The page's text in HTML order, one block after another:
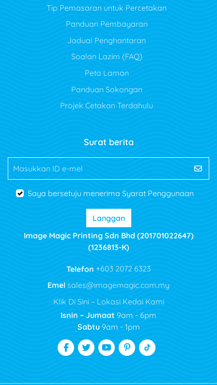
Tip Pemasaran untuk Percetakan
Panduan Pembayaran
Jadual Penghantaran
Soalan Lazim (FAQ)
Peta Laman
Panduan Sokongan
Projek Cetakan Terdahulu
Surat berita
Masukkan ID e-mel
Saya bersetuju menerima Syarat Penggunaan
Langgan
Image Magic Printing Sdn Bhd (201701022647)
(1236813-K)
Telefon +603 2072 6323
Emel sales@imagemagic.com.my
Klik Di Sini – Lokasi Kedai Kami
Isnin – Jumaat 9am - 6pm
Sabtu9am - 1pm